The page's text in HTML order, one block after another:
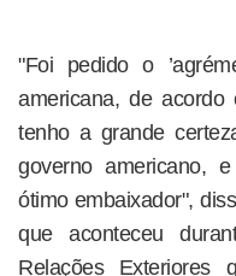
"Foi pedido o
americana, de
tenho a grande
governo americano,
ótimo embaixador",
que aconteceu
Relações Exteriores